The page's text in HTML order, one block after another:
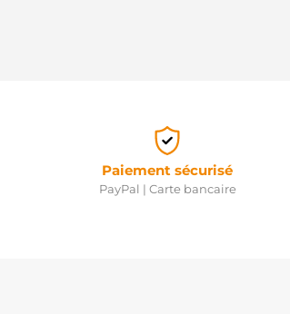
Paiement sécurisé
PayPal | Carte bancaire